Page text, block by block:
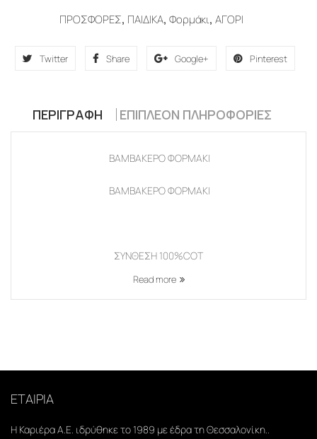
ΠΡΟΣΦΟΡΕΣ, ΠΑΙΔΙΚΑ, Φορμάκι, ΑΓΟΡΙ
Twitter Share Google+ Pinterest
ΠΕΡΙΓΡΑΦΉ ΕΠΙΠΛΈΟΝ ΠΛΗΡΟΦΟΡΊΕΣ
ΒΑΜΒΑΚΕΡΟ ΦΟΡΜΑΚΙ
ΒΑΜΒΑΚΕΡΟ ΦΟΡΜΑΚΙ
ΣΥΝΘΕΣΗ 100%COT
Read more
ΕΤΑΙΡΙΑ
Η Καριέρα Α.Ε. ιδρύθηκε το 1989 με έδρα τη Θεσσαλονίκη..